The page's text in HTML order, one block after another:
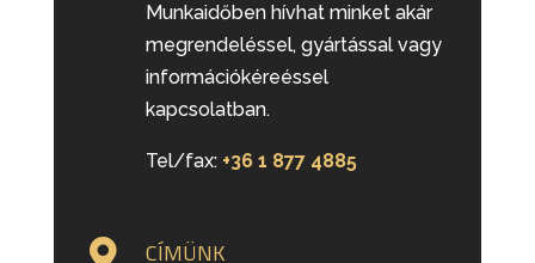
Munkaidőben hívhat minket akár
megrendeléssel, gyártással vagy
információkéreéssel
kapcsolatban.
Tel/fax: +36 1 877 4885
 CÍMÜNK